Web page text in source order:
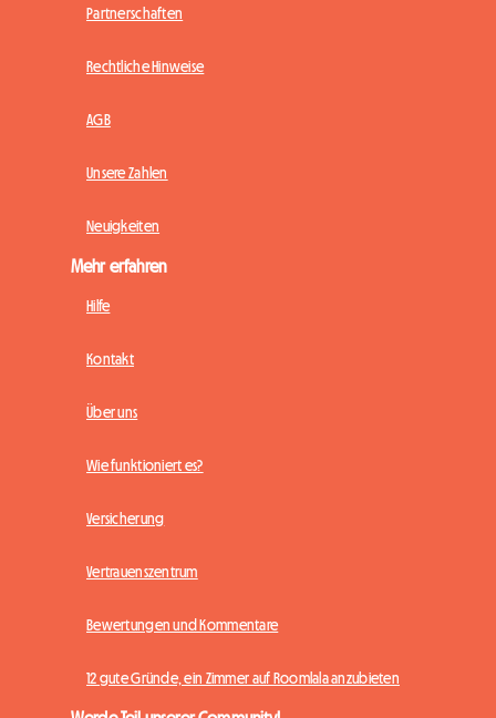
Partnerschaften
Rechtliche Hinweise
AGB
Unsere Zahlen
Neuigkeiten
Mehr erfahren
Hilfe
Kontakt
Über uns
Wie funktioniert es?
Versicherung
Vertrauenszentrum
Bewertungen und Kommentare
12 gute Gründe, ein Zimmer auf Roomlala anzubieten